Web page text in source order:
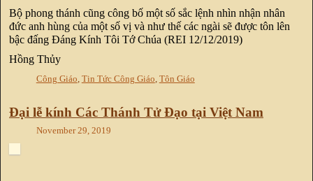
Bộ phong thánh cũng công bố một số sắc lệnh nhìn nhận nhân
đức anh hùng của một số vị và như thế các ngài sẽ được tôn lên
bậc đấng Đáng Kính Tôi Tớ Chúa (REI 12/12/2019)
Hồng Thủy
Công Giáo, Tin Tức Công Giáo, Tôn Giáo
Đại lễ kính Các Thánh Tử Đạo tại Việt Nam
November 29, 2019